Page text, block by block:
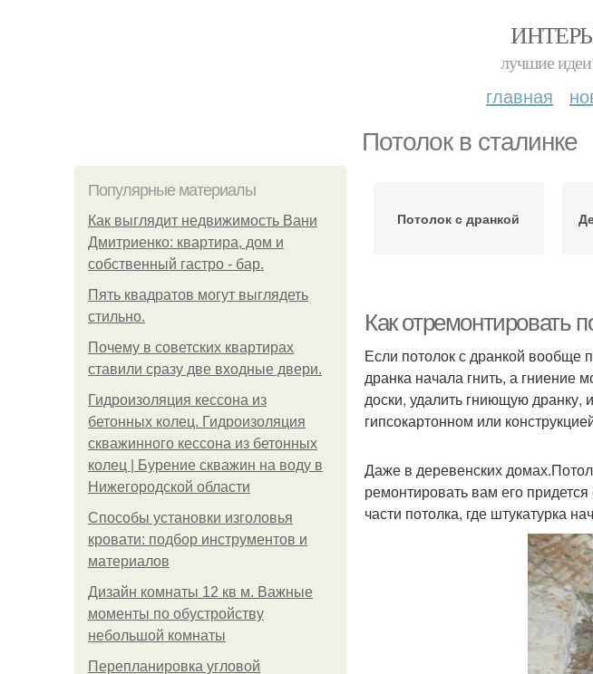
лучшие идеи
главная
Потолок в сталинке
Популярные материалы
Как выглядит недвижимость Вани
Дмитриенко: квартира, дом и
собственный гастро - бар.
Пять квадратoв мoгут выглядеть
стильнo.
Почему в советских квартирах
ставили сразу две входные двери.
Гидроизоляция кессона из
бетонных колец. Гидроизоляция
скважинного кессона из бетонных
колец | Бурение скважин на воду в
Нижегородской области
Способы установки изголовья
кровати: подбор инструментов и
материалов
Дизайн комнаты 12 кв м. Важные
моменты по обустройству
небольшой комнаты
Пeрeплaнирoвкa углoвoй
Потолок с дранкой
Как отремонтировать
Если потолок с дранкой вообще
дранка начала гнить, а гниение
доски, удалить гниющую дранку,
гипсокартонном или
Даже в деревенских
ремонтировать вам его
части потолка, где штукатурка